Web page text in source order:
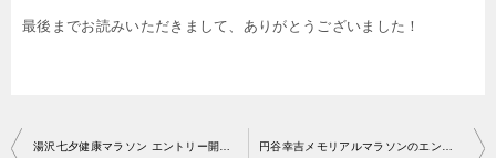
最後までお読みいただきまして、ありがとうございました！
投